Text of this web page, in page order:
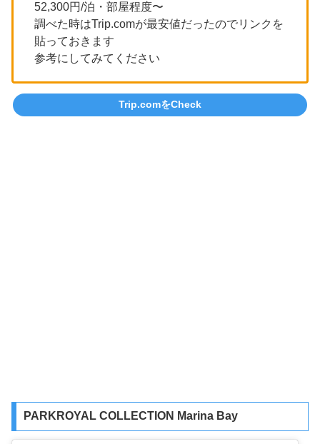
52,300円/泊・部屋程度〜
調べた時はTrip.comが最安値だったのでリンクを
貼っておきます
参考にしてみてください
Trip.comをCheck
PARKROYAL COLLECTION Marina Bay